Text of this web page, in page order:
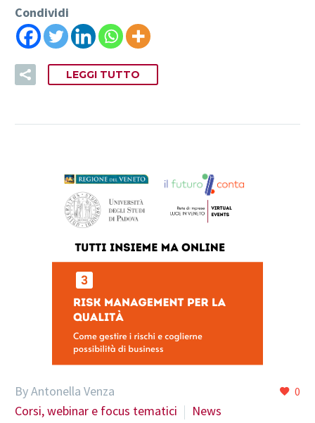
Condividi
LEGGI TUTTO
0
By Antonella Venza
Corsi, webinar e focus tematici
News